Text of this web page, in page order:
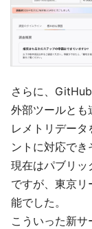
さらに、
外部ツールとも
レメトリデー
ントに対応でき
現在はパブリッ
ですが、東京
能でした。
こういった新